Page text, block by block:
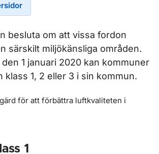
besluta om att vissa fordon
särskilt miljökänsliga områden.
1 januari 2020 kan kommuner
klass 1, 2 eller 3 i sin kommun.
för att förbättra luftkvaliteten i
1